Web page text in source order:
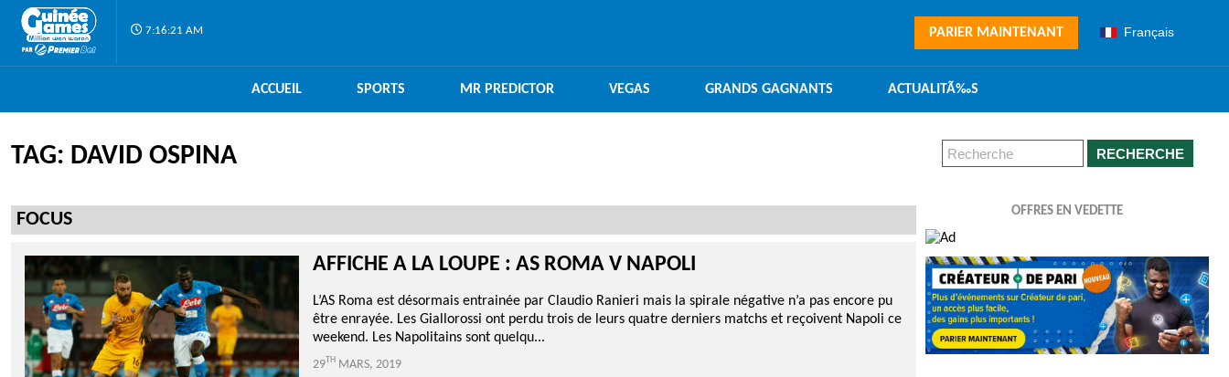
7:16:21 AM Français
PARIER MAINTENANT
ACCUEIL SPORTS MR PREDICTOR VEGAS GRANDS GAGNANTS ACTUALITÃ‰S
TAG: DAVID OSPINA
FOCUS
AFFICHE A LA LOUPE : AS ROMA V NAPOLI
L’AS Roma est désormais entrainée par Claudio Ranieri mais la spirale négative n’a pas encore pu
être enrayée. Les Giallorossi ont perdu trois de leurs quatre derniers matchs et reçoivent Napoli ce
weekend. Les Napolitains sont quelqu...
29TH MARS, 2019
RECHERCHE
OFFRES EN VEDETTE